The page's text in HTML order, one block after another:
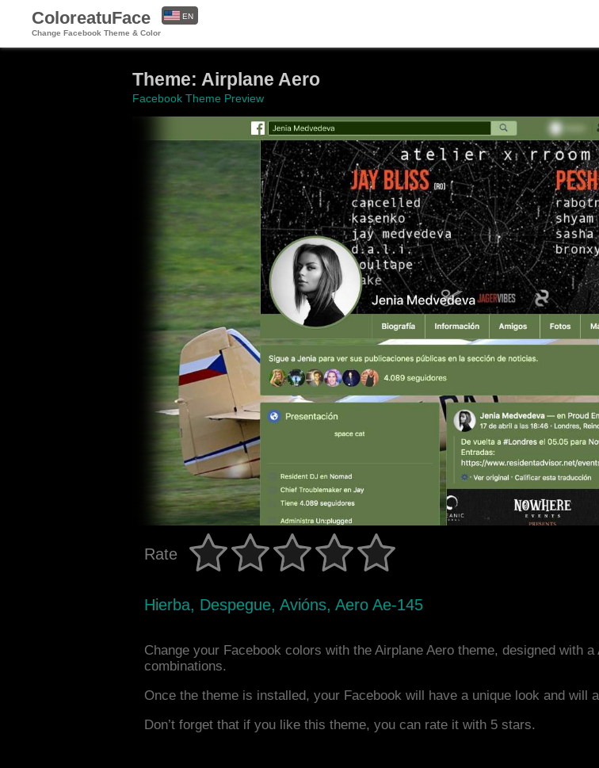
ColoreatuFace
Change Facebook Theme & Color
EN
Theme: Airplane Aero
Facebook Theme Preview
Rate
Hierba, Despegue, Avións, Aero Ae-145
Change your Facebook colors with the Airplane Aero theme, designed with
combinations.
Once the theme is installed, your Facebook will have a unique look and will
Don’t forget that if you like this theme, you can rate it with 5 stars.